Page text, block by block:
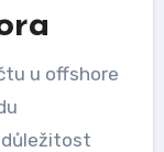
u offshore